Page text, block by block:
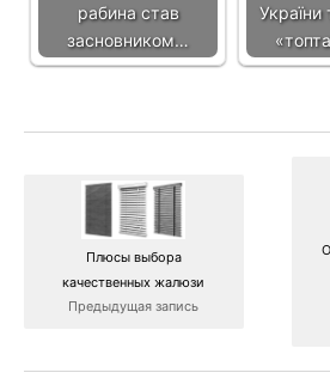
рабина став
засновником…
України
Плюсы выбора
качественных жалюзи
Предыдущая запись